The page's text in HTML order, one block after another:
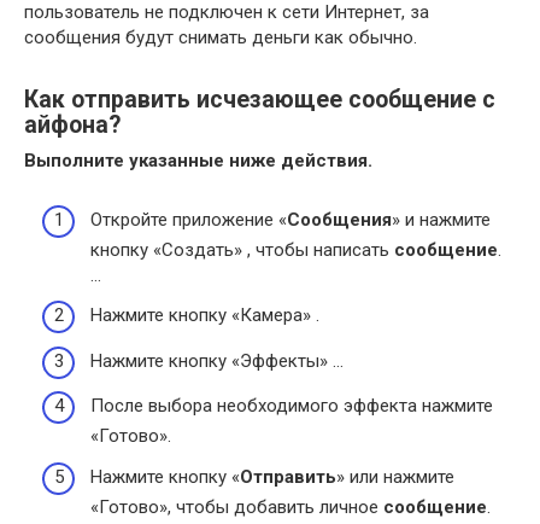
пользователь не подключен к сети Интернет, за
сообщения будут снимать деньги как обычно.
Как отправить исчезающее сообщение с
айфона?
Выполните указанные ниже действия.
Откройте приложение «Сообщения» и нажмите
кнопку «Создать» , чтобы написать сообщение.
…
Нажмите кнопку «Камера» .
Нажмите кнопку «Эффекты» …
После выбора необходимого эффекта нажмите
«Готово».
Нажмите кнопку «Отправить» или нажмите
«Готово», чтобы добавить личное сообщение.